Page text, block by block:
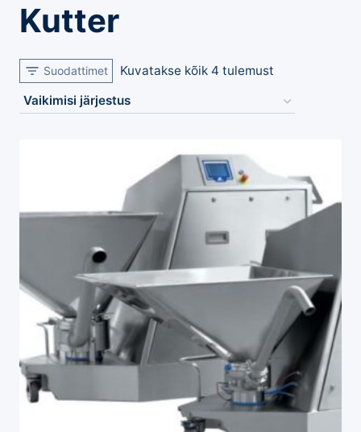
Kutter
Suodattimet Kuvatakse kõik 4 tulemust